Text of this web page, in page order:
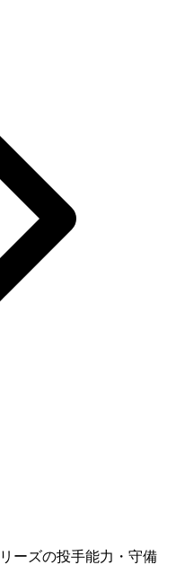
ーズの投手能力・守備